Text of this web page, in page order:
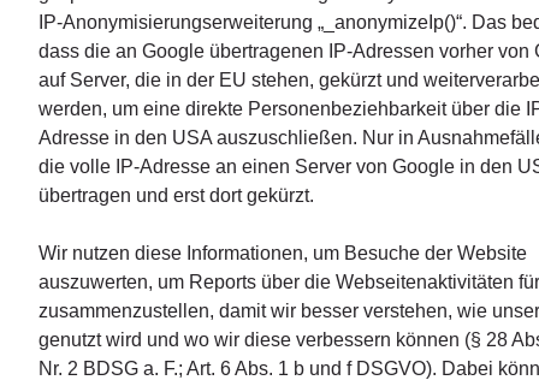
IP-Anonymisierungserweiterung „_anonymizeIp()“. Das
dass die an Google übertragenen IP-Adressen vorher von
auf Server, die in der EU stehen, gekürzt und
werden, um eine direkte Personenbeziehbarkeit über die
Adresse in den USA auszuschließen. Nur in
die volle IP-Adresse an einen Server von Google in den
übertragen und erst dort gekürzt.
Wir nutzen diese Informationen, um Besuche der Website
auszuwerten, um Reports über die Webseitenaktivitäten
zusammenzustellen, damit wir besser verstehen, wie
genutzt wird und wo wir diese verbessern können (§ 28
Nr. 2 BDSG a. F.; Art. 6 Abs. 1 b und f DSGVO). Dabei